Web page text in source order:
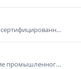
Компонент V57889 от XYLEM — сертифицированное изделие для промышленного применения. Высокие технические характеристики, устойчивость к внешним воздействиям, надежность в эксплуатации. Применяется в автоматизированных системах, электротехнических установках, измерительных приборах. Соответствует требованиям промышленной безопасности.
V57810 (XYLEM) — оборудование промышленного класса с гарантией качества. Надежная конструкция, продолжительный срок службы, соответствие международным стандартам. Используется в промышленной автоматике, системах диспетчеризации, производственном оборудовании. Доставка по России, консультация специалиста.